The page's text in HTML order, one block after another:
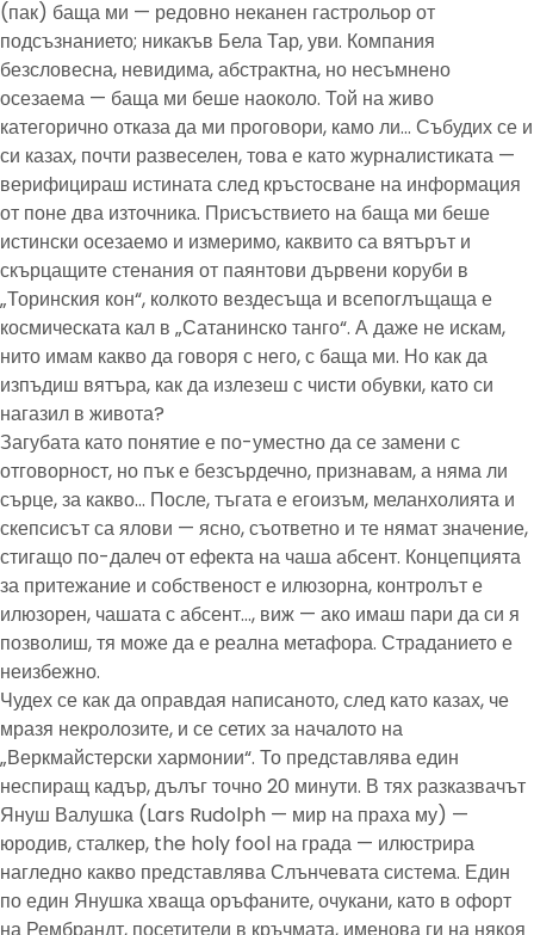
(пак) баща ми — редовно неканен гастрольор от
подсъзнанието; никакъв Бела Тар, уви. Компания
безсловесна, невидима, абстрактна, но несъмнено
осезаема — баща ми беше наоколо. Той на живо
категорично отказа да ми проговори, камо ли… Събудих се и
си казах, почти развеселен, това е като журналистиката —
верифицираш истината след кръстосване на информация
от поне два източника. Присъствието на баща ми беше
истински осезаемо и измеримо, каквито са вятърът и
скърцащите стенания от паянтови дървени коруби в
„Торинския кон“, колкото вездесъща и всепоглъщаща е
космическата кал в „Сатанинско танго“. А даже не искам,
нито имам какво да говоря с него, с баща ми. Но как да
изпъдиш вятъра, как да излезеш с чисти обувки, като си
нагазил в живота?
Загубата като понятие е по-уместно да се замени с
отговорност, но пък е безсърдечно, признавам, а няма ли
сърце, за какво… После, тъгата е егоизъм, меланхолията и
скепсисът са ялови — ясно, съответно и те нямат значение,
стигащо по-далеч от ефекта на чаша абсент. Концепцията
за притежание и собственост е илюзорна, контролът е
илюзорен, чашата с абсент…, виж — ако имаш пари да си я
позволиш, тя може да е реална метафора. Страданието е
неизбежно.
Чудех се как да оправдая написаното, след като казах, че
мразя некролозите, и се сетих за началото на
„Веркмайстерски хармонии“. То представлява един
неспиращ кадър, дълъг точно 20 минути. В тях разказвачът
Януш Валушка (Lars Rudolph — мир на праха му) —
юродив, сталкер, the holy fool на града — илюстрира
нагледно какво представлява Слънчевата система. Един
по един Янушка хваща оръфаните, очукани, като в офорт
на Рембрандт, посетители в кръчмата, именова ги на някоя